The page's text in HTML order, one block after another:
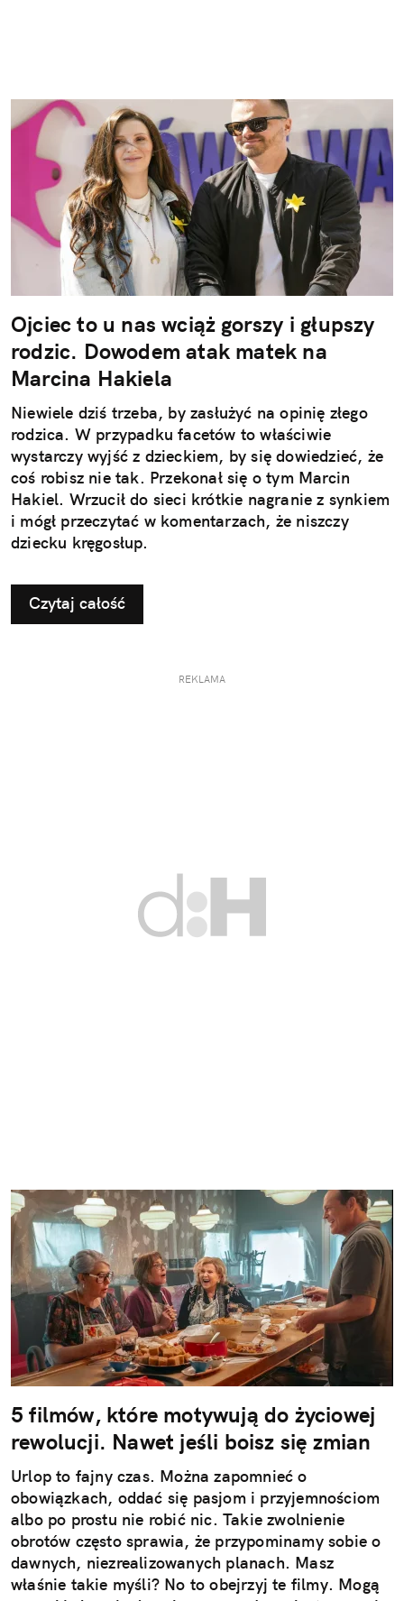
Ojciec to u nas wciąż gorszy i głupszy
rodzic. Dowodem atak matek na
Marcina Hakiela
Niewiele dziś trzeba, by zasłużyć na opinię złego
rodzica. W przypadku facetów to właściwie
wystarczy wyjść z dzieckiem, by się dowiedzieć, że
coś robisz nie tak. Przekonał się o tym Marcin
Hakiel. Wrzucił do sieci krótkie nagranie z synkiem
i mógł przeczytać w komentarzach, że niszczy
dziecku kręgosłup.
Czytaj całość
REKLAMA
5 filmów, które motywują do życiowej
rewolucji. Nawet jeśli boisz się zmian
Urlop to fajny czas. Można zapomnieć o
obowiązkach, oddać się pasjom i przyjemnościom
albo po prostu nie robić nic. Takie zwolnienie
obrotów często sprawia, że przypominamy sobie o
dawnych, niezrealizowanych planach. Masz
właśnie takie myśli? No to obejrzyj te filmy. Mogą